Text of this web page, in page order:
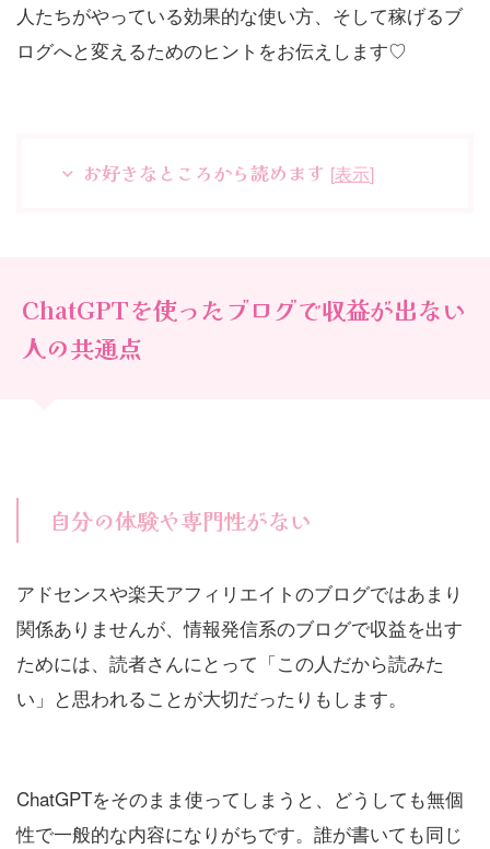
人たちがやっている効果的な使い方、そして稼げるブ
ログへと変えるためのヒントをお伝えします♡
お好きなところから読めます [表示]
ChatGPTを使ったブログで収益が出ない
人の共通点
自分の体験や専門性がない
アドセンスや楽天アフィリエイトのブログではあまり
関係ありませんが、情報発信系のブログで収益を出す
ためには、読者さんにとって「この人だから読みた
い」と思われることが大切だったりもします。
ChatGPTをそのまま使ってしまうと、どうしても無個
性で一般的な内容になりがちです。誰が書いても同じ